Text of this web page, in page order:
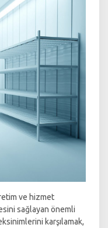
ve hizmet
sağlayan önemli
karşılamak,